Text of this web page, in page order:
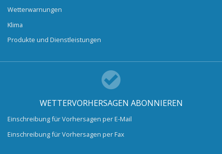
Wetterwarnungen
Klima
Produkte und Dienstleistungen
WETTERVORHERSAGEN ABONNIEREN
Einschreibung für Vorhersagen per E-Mail
Einschreibung für Vorhersagen per Fax